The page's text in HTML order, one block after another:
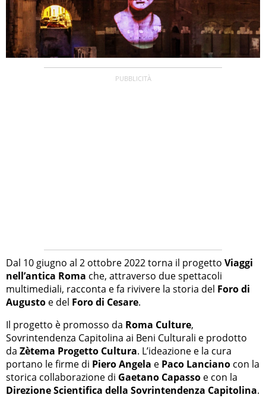
Dal 10 giugno al 2 ottobre 2022 torna il progetto Viaggi
nell’antica Roma che, attraverso due spettacoli
multimediali, racconta e fa rivivere la storia del Foro di
Augusto e del Foro di Cesare.
Il progetto è promosso da Roma Culture,
Sovrintendenza Capitolina ai Beni Culturali e prodotto
da Zètema Progetto Cultura. L’ideazione e la cura
portano le firme di Piero Angela e Paco Lanciano con la
storica collaborazione di Gaetano Capasso e con la
Direzione Scientifica della Sovrintendenza Capitolina.